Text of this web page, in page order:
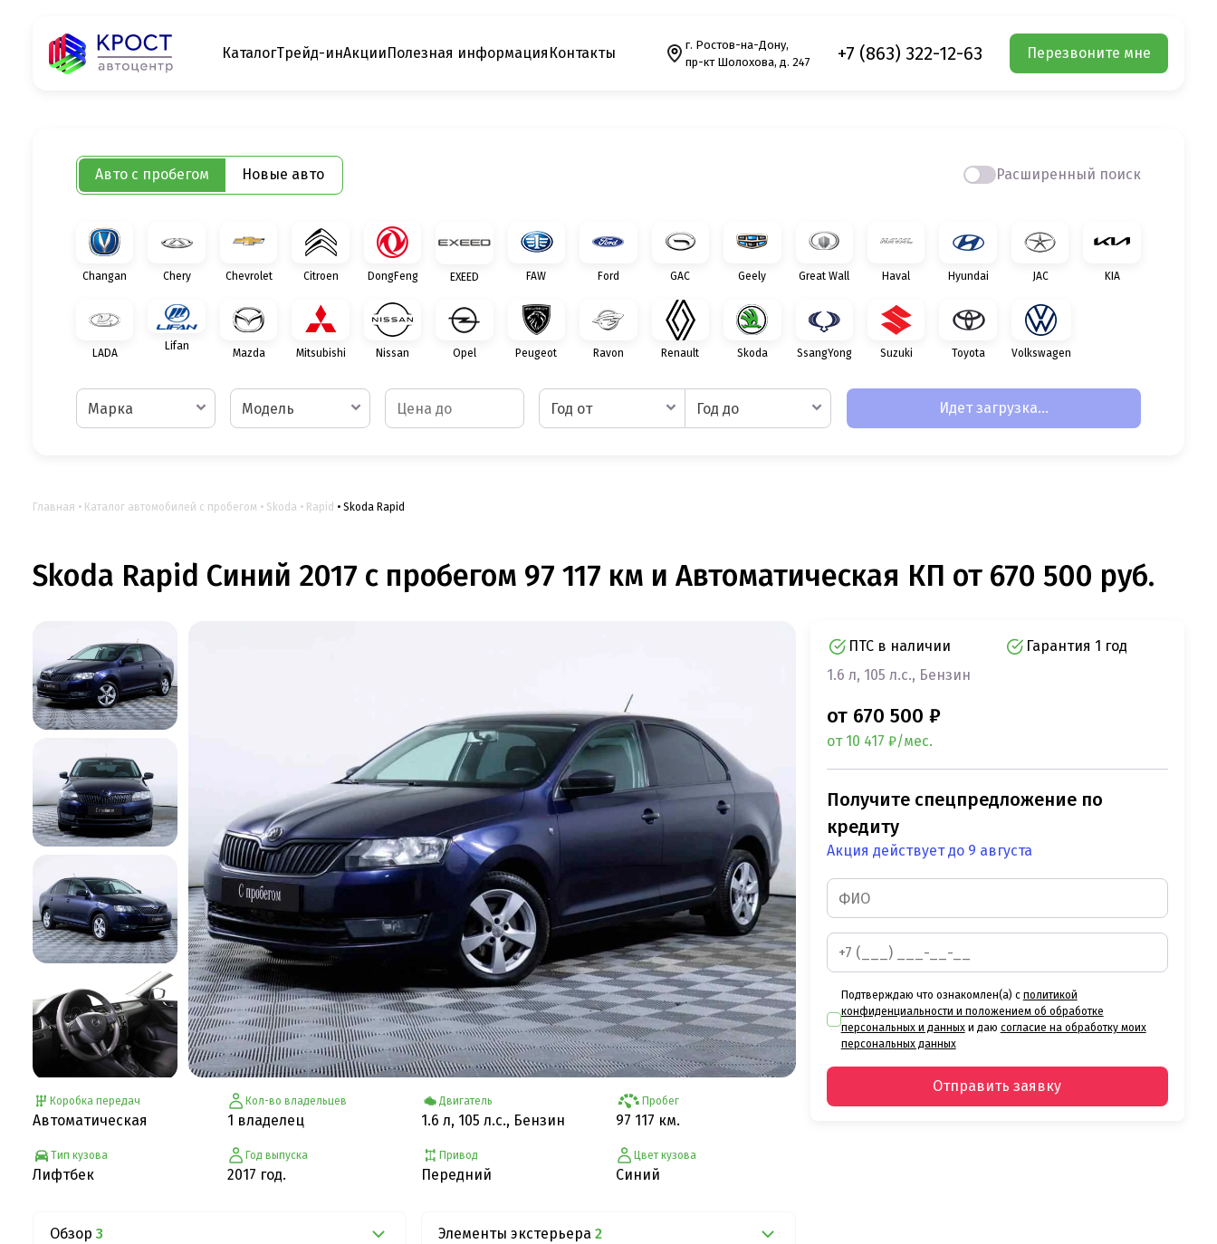
КаталогТрейд-инАкцииПолезная информация Контакты
г. Ростов-на-Дону,
пр-кт Шолохова, д. 247
+7 (863) 322-12-63 Перезвоните мне
Авто с пробегом Новые авто Расширенный поиск
Changan Chery Chevrolet Citroen DongFeng EXEED FAW Ford GAC Geely Great Wall Haval Hyundai JAC KIA
LADA
Lifan
Mazda Mitsubishi Nissan Opel Peugeot Ravon Renault Skoda SsangYong Suzuki Toyota Volkswagen
Марка Модель Год от Год до Идет загрузка...
Главная Каталог автомобилей с пробегом Skoda Rapid Skoda Rapid
Skoda Rapid Синий 2017 с пробегом 97 117 км и Автоматическая КП от 670 500 руб.
Коробка передач
Автоматическая
Тип кузова
Лифтбек
Кол-во владельцев
1 владелец
Год выпуска
2017 год.
Двигатель
1.6 л, 105 л.с., Бензин
Привод
Передний
Пробег
97 117 км.
Цвет кузова
Синий
Обзор 3 Элементы экстерьера 2
ПТС в наличии
Гарантия 1 год
1.6 л, 105 л.с., Бензин
от 670 500 ₽
от 10 417 ₽/мес.
Получите спецпредложение по
кредиту
Акция действует до 9 августа
Подтверждаю что ознакомлен(а) с политикой
конфиденциальности и положением об обработке
персональных и данныхи даю согласие на обработку моих
персональных данных
Отправить заявку